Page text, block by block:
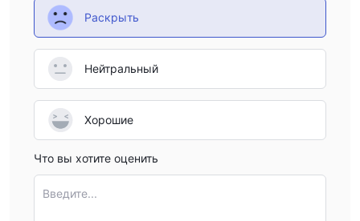
Раскрыть
Нейтральный
Хорошие
Что вы хотите оценить
Введите...